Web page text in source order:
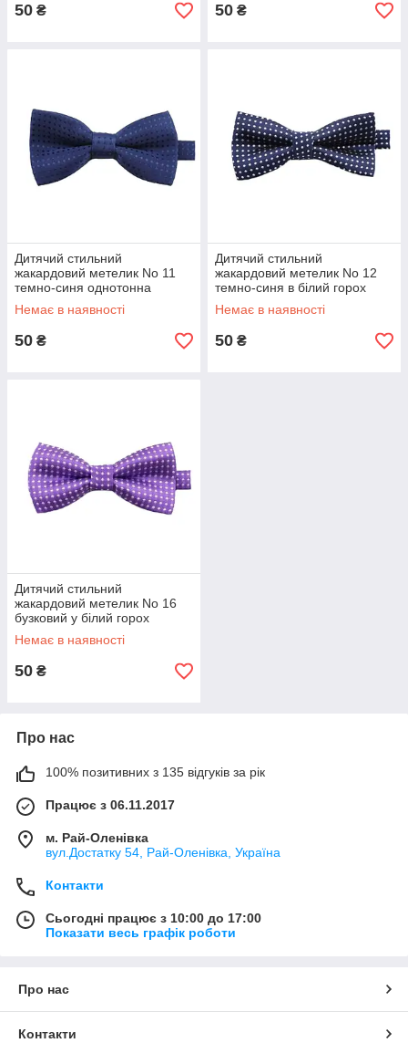
50 ₴ 50 ₴
Дитячий стильний
жакардовий метелик No 11
темно-синя однотонна
Немає в наявності
50 ₴
Дитячий стильний
жакардовий метелик No 12
темно-синя в білий горох
Немає в наявності
50 ₴
Дитячий стильний
жакардовий метелик No 16
бузковий у білий горох
Немає в наявності
50 ₴
Про нас
100% позитивних з 135 відгуків за рік
Працює з 06.11.2017
м. Рай-Оленівка
вул.Достатку 54, Рай-Оленівка, Україна
Контакти
Сьогодні працює з 10:00 до 17:00
Показати весь графік роботи
Про нас
Контакти